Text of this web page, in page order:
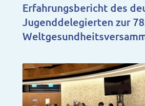
Erfahrungsbericht des
Jugenddelegierten zur